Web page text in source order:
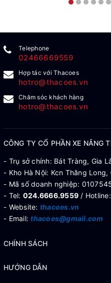
Telephone
02466669559
Hợp tác với Thacoes
hotro@thacoes.vn
Chăm sóc khách hàng
hotro@thacoes.vn
CÔNG TY CỔ PHẦN XE NÂNG
- Trụ sở chính: Bát Tràng, Gia
- Kho Hà Nội: Kcn Thăng
- Mã số doanh nghiệp:
- Tel: 024.6666.9559 / Hotline:
- Website: thacoes.vn
- Email:thacoes@gmail.com
CHÍNH SÁCH
HƯỚNG DẪN